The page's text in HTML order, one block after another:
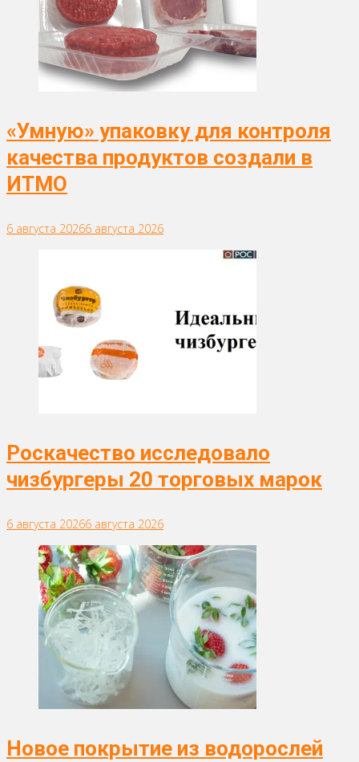
«Умную» упаковку для контроля
качества продуктов создали в
ИТМО
6 августа 20266 августа 2026
Роскачество исследовало
чизбургеры 20 торговых марок
6 августа 20266 августа 2026
Новое покрытие из водорослей